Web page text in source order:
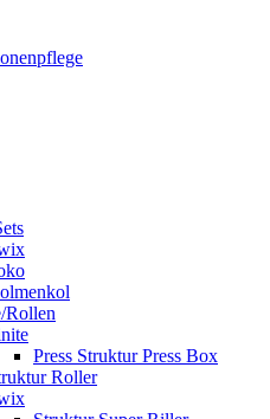
Rollen
Press Struktur Press Box
Roller